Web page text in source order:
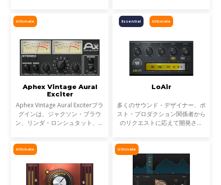
インです。 AudioTrackのパラメ
されたプラグインです。
Ultimate
Aphex Vintage Aural
Exciter
Aphex Vintage Aural Exciterプラ
グインは、ジャクソン・ブラウ
ン、リンダ・ロンシュタット、ジ
ナルのAural Exciterを知り尽くし
Ultimate
Essential
LoAir
多くのサウンド・デザイナー、ポ
スト・プロダクション関係者から
のリクエストに応えて開発され
シリーズの第二弾、LoAir。
Ultimate Ultimate